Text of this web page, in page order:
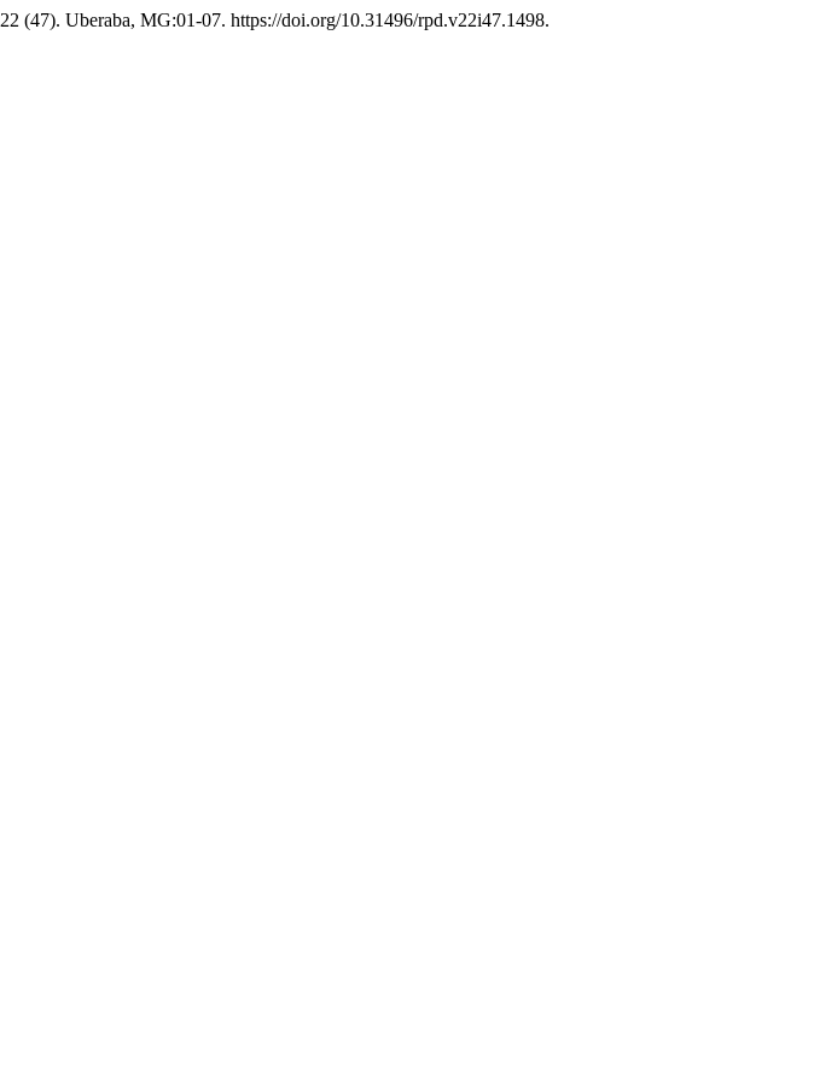
22 (47). Uberaba, MG:01-07. https://doi.org/10.31496/rpd.v22i47.1498.